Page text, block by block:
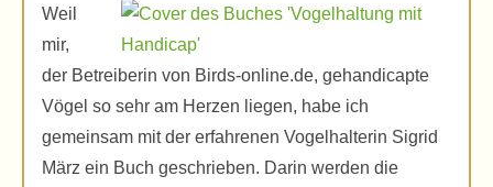
Weil
mir,
der Betreiberin von Birds-online.de, gehandicapte
Vögel so sehr am Herzen liegen, habe ich
gemeinsam mit der erfahrenen Vogelhalterin Sigrid
März ein Buch geschrieben. Darin werden die